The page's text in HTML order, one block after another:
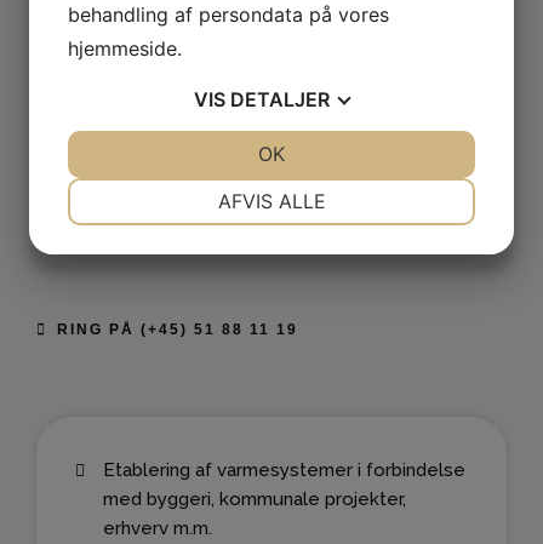
tilpasses naturligvis dine konkrete ønsker og behov.
du velkommen til at tagekontakt til os.
VVS’er
, som løser stort som småt. Det er naturligvis helt
uforpligtende at høre mere om dine muligheder hos os. Vi
ser frem til at udarbejde en løsning ud fra dine behov og
RING PÅ (+45) 51 88 11 19
Etablering af varmesystemer i forbindelse
med byggeri, kommunale projekter,
erhverv m.m.
behandling af persondata på vores
hjemmeside.
VIS DETALJER
AFVIS ALLE
OK